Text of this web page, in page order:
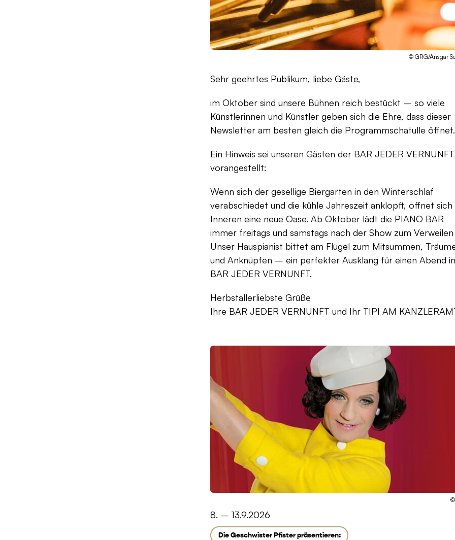
© GRG/Ansgar
Sehr geehrtes Publikum, liebe Gäste,
im Oktober sind unsere Bühnen reich bestückt – so viele
Künstlerinnen und Künstler geben sich die Ehre, dass dieser
Newsletter am besten gleich die Programmschatulle öffnet.
Ein Hinweis sei unseren Gästen der BAR JEDER VERNUNFT
vorangestellt:
Wenn sich der gesellige Biergarten in den Winterschlaf
verabschiedet und die kühle Jahreszeit anklopft, öffnet sich
Inneren eine neue Oase. Ab Oktober lädt die PIANO BAR
immer freitags und samstags nach der Show zum Verweilen
Unser Hauspianist bittet am Flügel zum Mitsummen,
und Anknüpfen – ein perfekter Ausklang für einen Abend
BAR JEDER VERNUNFT.
Herbstallerliebste Grüße
Ihre BAR JEDER VERNUNFT und Ihr TIPI AM
©
8. – 13.9.2026
Die Geschwister Pfister präsentieren: